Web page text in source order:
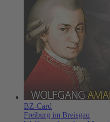
BZ-Card
Freiburg im Breisgau